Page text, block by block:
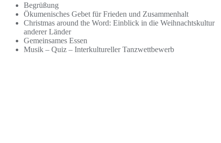
Begrüßung
Ökumenisches Gebet für Frieden und Zusammenhalt
Christmas around the Word: Einblick in die Weihnachtskultur
anderer Länder
Gemeinsames Essen
Musik – Quiz – Interkultureller Tanzwettbewerb